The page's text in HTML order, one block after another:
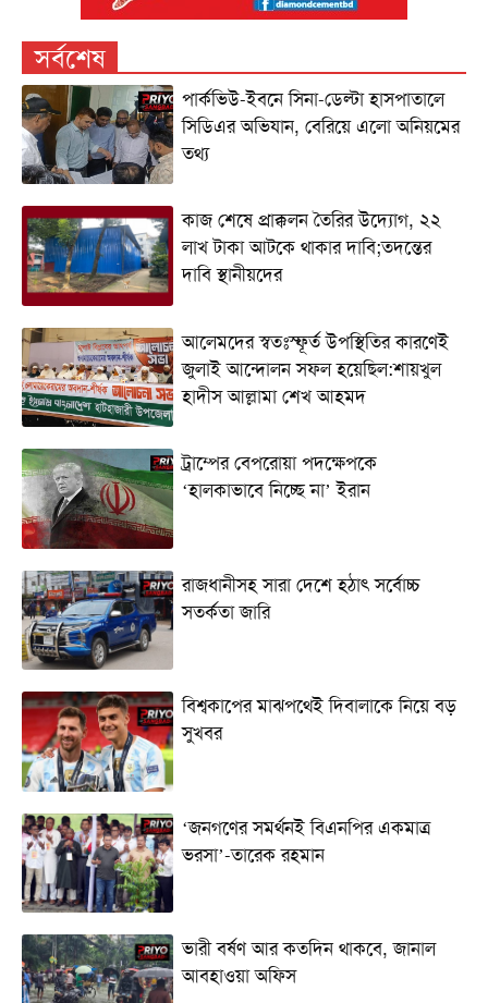
সর্বশেষ
পার্কভিউ-ইবনে সিনা-ডেল্টা হাসপাতালে
সিডিএর অভিযান, বেরিয়ে এলো অনিয়মের
তথ্য
কাজ শেষে প্রাক্কলন তৈরির উদ্যোগ, ২২
লাখ টাকা আটকে থাকার দাবি;তদন্তের
দাবি স্থানীয়দের
আলেমদের স্বতঃস্ফূর্ত উপস্থিতির কারণেই
জুলাই আন্দোলন সফল হয়েছিল:শায়খুল
হাদীস আল্লামা শেখ আহমদ
ট্রাম্পের বেপরোয়া পদক্ষেপকে
‘হালকাভাবে নিচ্ছে না’ ইরান
রাজধানীসহ সারা দেশে হঠাৎ সর্বোচ্চ
সতর্কতা জা‌রি
বিশ্বকাপের মাঝপথেই দিবালাকে নিয়ে বড়
সুখবর
‘জনগণের সমর্থনই বিএনপির একমাত্র
ভরসা’-তারেক রহমান
ভারী বর্ষণ আর কতদিন থাকবে, জানাল
আবহাওয়া অফিস